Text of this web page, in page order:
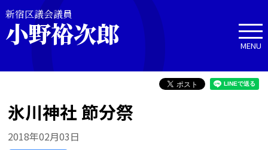
新宿区議会議員
小野裕次郎 MENU
氷川神社 節分祭
2018年02月03日